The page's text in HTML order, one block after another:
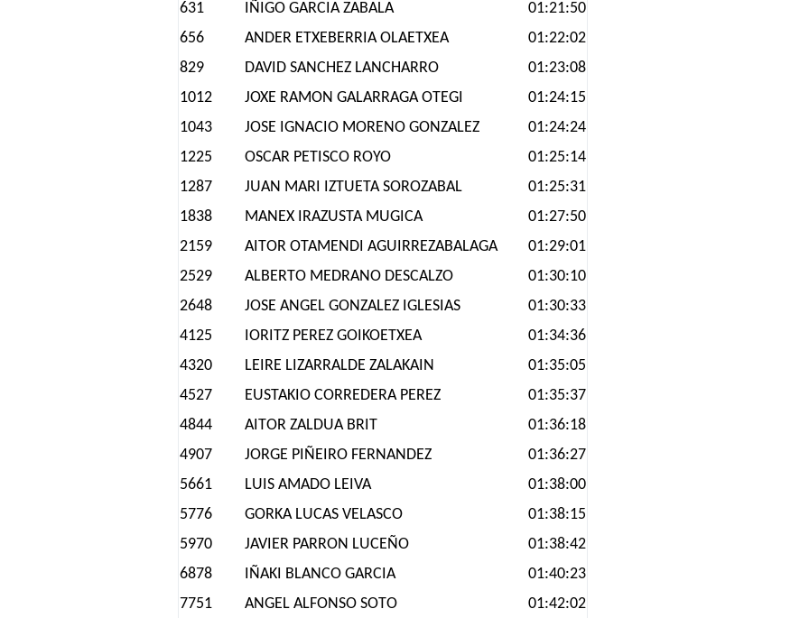
631
IÑIGO GARCIA ZABALA
01:21:50
656
ANDER ETXEBERRIA OLAETXEA
01:22:02
829
DAVID SANCHEZ LANCHARRO
01:23:08
1012
JOXE RAMON GALARRAGA OTEGI
01:24:15
1043
JOSE IGNACIO MORENO GONZALEZ
01:24:24
1225
OSCAR PETISCO ROYO
01:25:14
1287
JUAN MARI IZTUETA SOROZABAL
01:25:31
1838
MANEX IRAZUSTA MUGICA
01:27:50
2159
AITOR OTAMENDI AGUIRREZABALAGA
01:29:01
2529
ALBERTO MEDRANO DESCALZO
01:30:10
2648
JOSE ANGEL GONZALEZ IGLESIAS
01:30:33
4125
IORITZ PEREZ GOIKOETXEA
01:34:36
4320
LEIRE LIZARRALDE ZALAKAIN
01:35:05
4527
EUSTAKIO CORREDERA PEREZ
01:35:37
4844
AITOR ZALDUA BRIT
01:36:18
4907
JORGE PIÑEIRO FERNANDEZ
01:36:27
5661
LUIS AMADO LEIVA
01:38:00
5776
GORKA LUCAS VELASCO
01:38:15
5970
JAVIER PARRON LUCEÑO
01:38:42
6878
IÑAKI BLANCO GARCIA
01:40:23
7751
ANGEL ALFONSO SOTO 01:42:02